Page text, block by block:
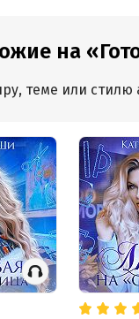
на
теме или стилю